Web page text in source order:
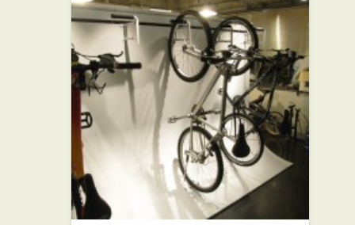
ブーラン
ジェリー
プーヴー
★★☆
パン屋
ドーナツ
とコーヒ
ーの店 ハ
リッツ
★★★
カフェ・喫茶店
スイーツ